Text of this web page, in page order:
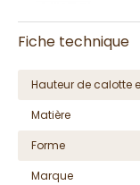
Fiche technique
Hauteur de calotte
Matière
Forme
Marque